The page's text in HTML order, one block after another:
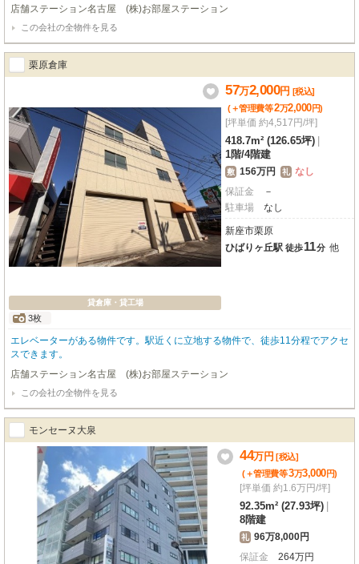
店舗ステーション名古屋 (株)お部屋ステーション
この会社の全物件を見る
栗原倉庫
貸倉庫・貸工場
3枚
57万2,000円 [税込]
(＋管理費等2万2,000円)
[坪単価 約4,517円/坪]
418.7m² (126.65坪)
1階/4階建
敷 156万円 礼 なし
保証金
－
駐車場
なし
新座市栗原
ひばりヶ丘駅 徒歩11分 他
エレベーターがある物件です。駅近くに立地する物件で、徒歩11分程でアクセ
スできます。
店舗ステーション名古屋 (株)お部屋ステーション
この会社の全物件を見る
モンセーヌ大泉
44万円 [税込]
(＋管理費等3万3,000円)
[坪単価 約1.6万円/坪]
92.35m² (27.93坪)
8階建
礼 96万8,000円
保証金
264万円